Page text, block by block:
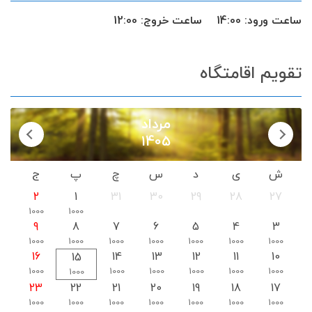
ساعت ورود: 14:00 ساعت خروج: 12:00
تقویم اقامتگاه
مرداد
1405
ش ی د س چ پ
ج
27
28
29
30
31
1
1000
2
1000
3
1000
4
1000
5
1000
6
1000
7
1000
8
1000
9
1000
10
1000
11
1000
12
1000
13
1000
14
1000
15
1000
16
1000
17
1000
18
1000
19
1000
20
1000
21
1000
22
1000
23
1000